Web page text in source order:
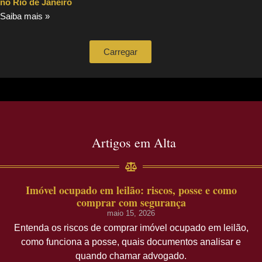
no Rio de Janeiro
Saiba mais »
Carregar
Artigos em Alta
Imóvel ocupado em leilão: riscos, posse e como
comprar com segurança
maio 15, 2026
Entenda os riscos de comprar imóvel ocupado em leilão,
como funciona a posse, quais documentos analisar e
quando chamar advogado.